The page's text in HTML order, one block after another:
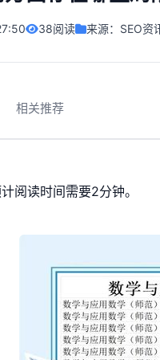
38阅读 来源： SEO资
相关推荐
阅读时间需要2分钟。